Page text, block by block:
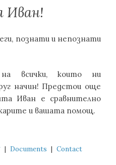
Иван!
познати и непознати
на всички, които ни
начин! Предстои още
Иван е сравнително
и вашата помощ.
| Documents | Contact